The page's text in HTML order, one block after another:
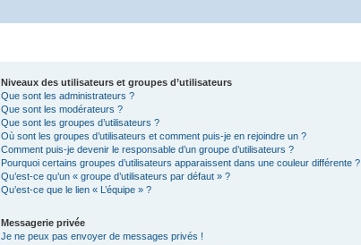
Niveaux des utilisateurs et groupes d’utilisateurs
Que sont les administrateurs ?
Que sont les modérateurs ?
Que sont les groupes d’utilisateurs ?
Où sont les groupes d’utilisateurs et comment puis-je en rejoindre un ?
Comment puis-je devenir le responsable d’un groupe d’utilisateurs ?
Pourquoi certains groupes d’utilisateurs apparaissent dans une couleur différente ?
Qu’est-ce qu’un « groupe d’utilisateurs par défaut » ?
Qu’est-ce que le lien « L’équipe » ?
Messagerie privée
Je ne peux pas envoyer de messages privés !